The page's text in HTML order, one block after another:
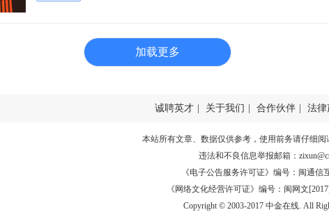
加载更多
诚聘英才 关于我们 合作伙伴 法律
本站所有文章、数据仅供参考，使用前务请仔细阅
违法和不良信息举报邮箱：
《电子公告服务许可证》编号：闽通信
《网络文化经营许可证》编号：闽网文
Copyright © 2003-2017 中金在线. All